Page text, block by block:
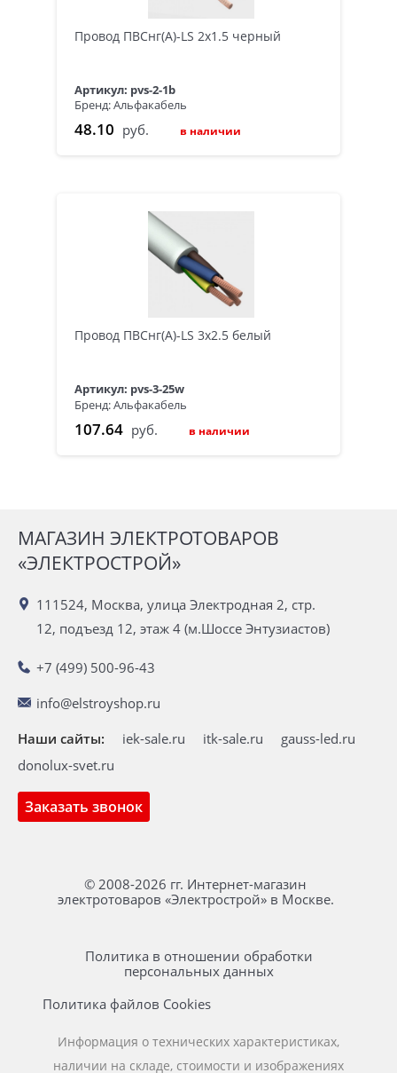
Провод ПВСнг(А)-LS 2х1.5 черный
Артикул: pvs-2-1b
Бренд: Альфакабель
48.10 руб. в наличии
Провод ПВСнг(А)-LS 3х2.5 белый
Артикул: pvs-3-25w
Бренд: Альфакабель
107.64 руб. в наличии
МАГАЗИН ЭЛЕКТРОТОВАРОВ
«ЭЛЕКТРОСТРОЙ»
111524, Москва, улица Электродная 2, стр.
12, подъезд 12, этаж 4 (м.Шоссе Энтузиастов)
+7 (499) 500-96-43
info@elstroyshop.ru
Заказать звонок
Наши сайты: iek-sale.ru itk-sale.ru
gauss-led.ru
donolux-svet.ru
© 2008-2026 гг. Интернет-магазин
электротоваров «Электрострой» в Москве.
Политика в отношении обработки
персональных данных
Политика файлов Cookies
Информация о технических характеристиках,
наличии на складе, стоимости и изображениях